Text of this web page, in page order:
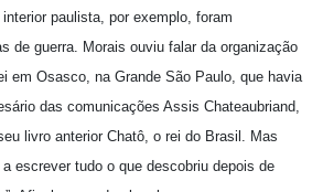
paulista, por exemplo, foram
de guerra. Morais ouviu falar da organização
em Osasco, na Grande São Paulo, que havia
das comunicações Assis Chateaubriand,
livro anterior Chatô, o rei do Brasil. Mas
escrever tudo o que descobriu depois de